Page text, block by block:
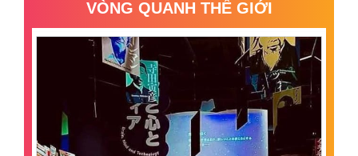
VÒNG QUANH THẾ GIỚI